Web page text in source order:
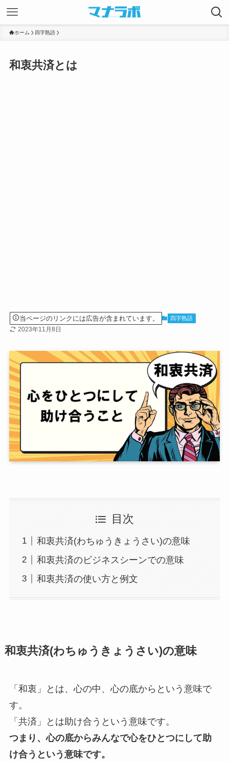
ホーム 四字熟語
和衷共済とは
当ページのリンクには広告が含まれています。 四字熟語
2023年11月8日
目次
和衷共済(わちゅうきょうさい)の意味
和衷共済のビジネスシーンでの意味
和衷共済の使い方と例文
和衷共済(わちゅうきょうさい)の意味
「和衷」とは、心の中、心の底からという意味で
す。
「共済」とは助け合うという意味です。
つまり、心の底からみんなで心をひとつにして助
け合うという意味です。